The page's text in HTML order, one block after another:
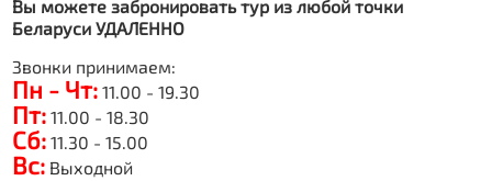
Вы можете забронировать тур из любой точки
Беларуси УДАЛЕННО
Звонки принимаем:
Пн - Чт: 11.00 - 19.30
Пт: 11.00 - 18.30
Сб: 11.30 - 15.00
Вс: Выходной